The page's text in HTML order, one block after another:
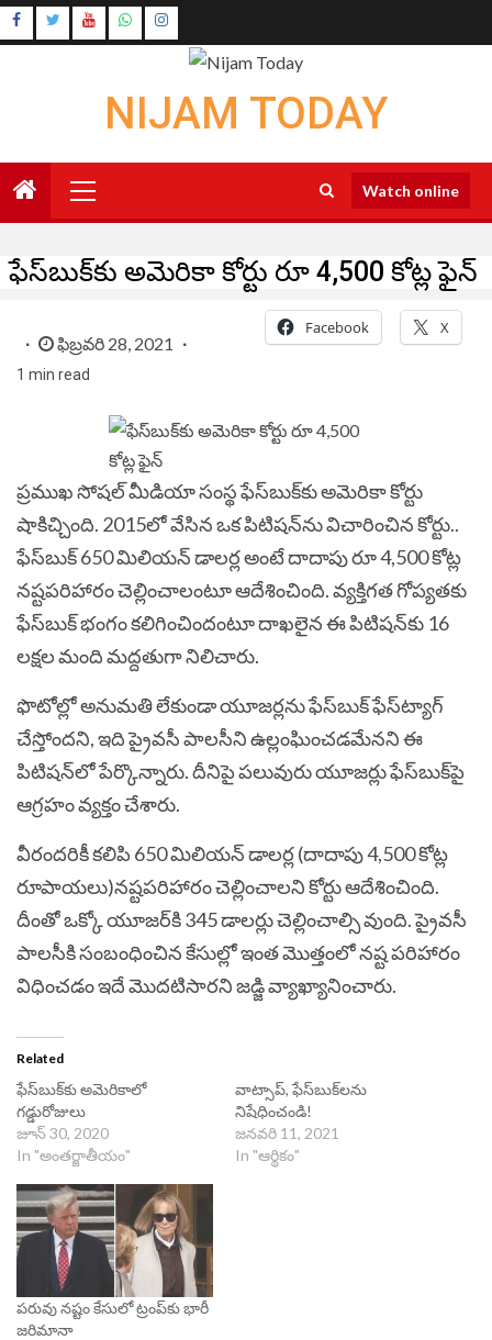
Skip
to
Instagram
NIJAM TODAY
Menu
Watch online
ఫేస్‌బుక్‌కు అమెరికా కోర్టు రూ 4,500 కోట్ల ఫైన్
ఫిబ్రవరి 28, 2021
1 min read
Facebook X
ప్రముఖ సోషల్‌ మీడియా సంస్థ ఫేస్‌బుక్‌కు అమెరికా కోర్టు
షాకిచ్చింది. 2015లో వేసిన ఒక పిటిషన్‌ను విచారించిన కోర్టు..
ఫేస్‌బుక్‌ 650 మిలియన్‌ డాలర్ల అంటే దాదాపు రూ 4,500 కోట్ల
నష్టపరిహారం చెల్లించాలంటూ ఆదేశించింది. వ్యక్తిగత గోప్యతకు
ఫేస్‌బుక్‌ భంగం కలిగించిందంటూ దాఖలైన ఈ పిటిషన్‌కు 16
లక్షల మంది మద్దతుగా నిలిచారు.
ఫొటోల్లో అనుమతి లేకుండా యూజర్లను ఫేస్‌బుక్‌ ఫేస్‌ట్యాగ్‌
చేస్తోందని, ఇది ప్రైవసీ పాలసీని ఉల్లంఘించడమేనని ఈ
పిటిషన్‌లో పేర్కొన్నారు. దీనిపై పలువురు యూజర్లు ఫేస్‌బుక్‌పై
ఆగ్రహం వ్యక్తం చేశారు.
వీరందరికీ కలిపి 650 మిలియన్‌ డాలర్ల (దాదాపు 4,500 కోట్ల
రూపాయలు)నష్టపరిహారం చెల్లించాలని కోర్టు ఆదేశించింది.
దీంతో ఒక్కో యూజర్‌కి 345 డాలర్లు చెల్లించాల్సి వుంది. ప్రైవసీ
పాలసీకి సంబంధించిన కేసుల్లో ఇంత మొత్తంలో నష్ట పరిహారం
విధించడం ఇదే మొదటిసారని జడ్జి వ్యాఖ్యానించారు.
Related
ఫేస్‌బుక్‌కు అమెరికాలో
గడ్డురోజులు
జూన్ 30, 2020
In "అంతర్జాతీయం"
వాట్సాప్‌, ఫేస్‌బుక్‌ల‌ను
నిషేధించండి!
జనవరి 11, 2021
In "ఆర్థికం"
పరువు నష్టం కేసులో ట్రంప్‌కు భారీ
జరిమానా